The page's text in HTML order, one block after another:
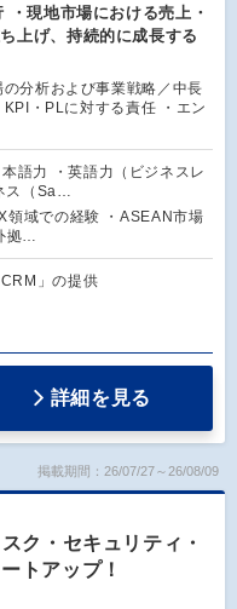
・現地市場における売上・
上げ、持続的に成長する
分析および事業戦略／中長
・PLに対する責任 ・エン
語力 ・英語力（ビジネスレ
ス（Sa…
領域での経験 ・ASEAN市場
拠…
」の提供
詳細を見る
掲載期間：26/07/27～26/08/09
ク・セキュリティ・
トアップ！